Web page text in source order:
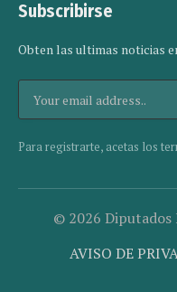
Subscribirse
Obten las ultimas noticias
Para registrarte, acetas los
© 2026 Diputados
AVISO DE